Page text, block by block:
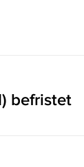
befristet